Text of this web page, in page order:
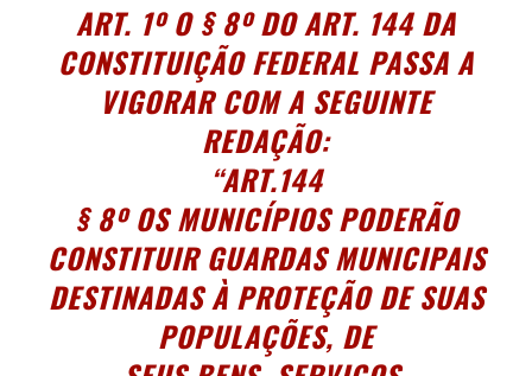
ART. 1ºO § 8º DO ART. 144 DA
CONSTITUIÇÃO FEDERAL PASSA A
VIGORAR COM A SEGUINTE
REDAÇÃO:
“ART.144
§ 8ºOS MUNICÍPIOS PODERÃO
CONSTITUIR GUARDAS MUNICIPAIS
DESTINADAS À PROTEÇÃO DE SUAS
POPULAÇÕES, DE